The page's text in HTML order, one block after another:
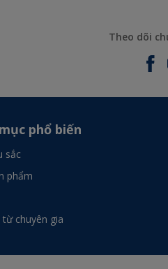
Theo dõi
phổ biến
sắc
phẩm
chuyên gia